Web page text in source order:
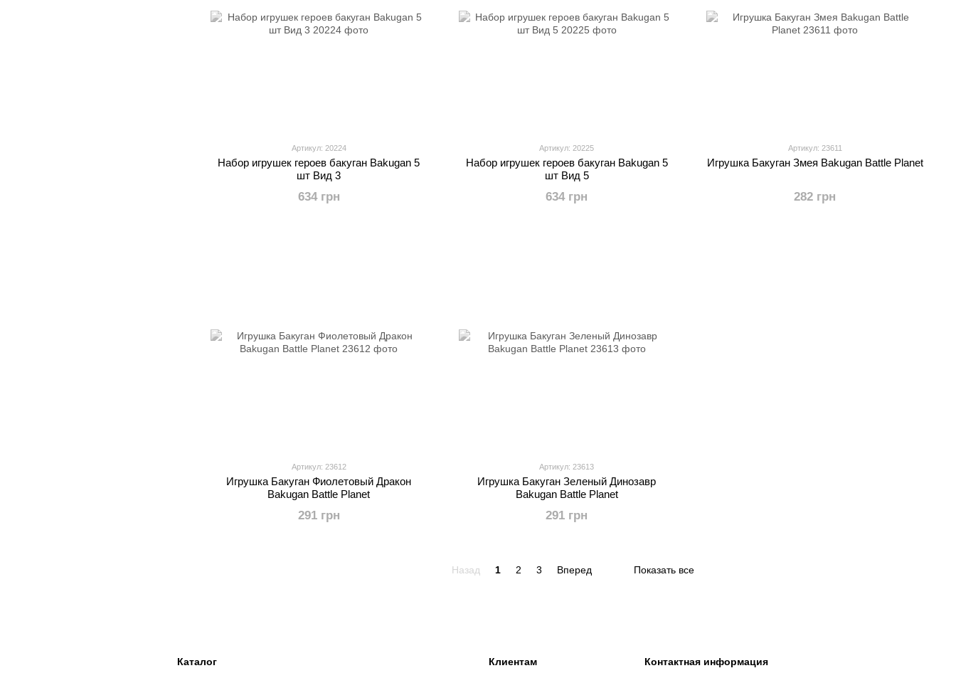
Артикул: 20224
Набор игрушек героев бакуган Bakugan 5
шт Вид 3
634 грн
Артикул: 20225
Набор игрушек героев бакуган Bakugan 5
шт Вид 5
634 грн
Артикул: 23611
Игрушка Бакуган Змея Bakugan Battle Planet
282 грн
Артикул: 23612
Игрушка Бакуган Фиолетовый Дракон
Bakugan Battle Planet
291 грн
Артикул: 23613
Игрушка Бакуган Зеленый Динозавр
Bakugan Battle Planet
291 грн
Назад 1 2 3 Вперед Показать все
Каталог Клиентам Контактная информация